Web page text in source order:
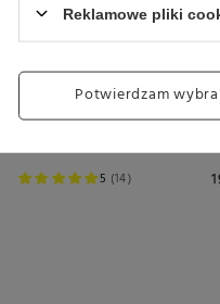
5 14
Krem do smarowania
Reklamowe pliki
Potwierdzam